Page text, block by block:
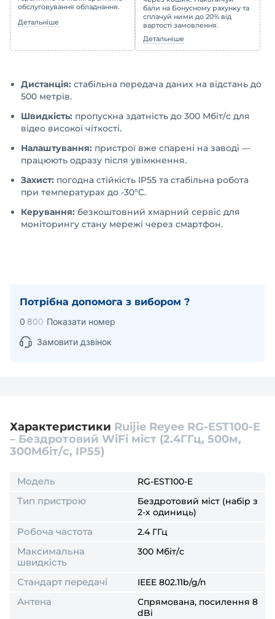
обслуговування обладнання.
Детальніше
бали на Бонусному рахунку та
сплачуй ними до 20% від
вартості замовлення.
Детальніше
Дистанція: стабільна передача даних на відстань до
500 метрів.
Швидкість: пропускна здатність до 300 Мбіт/с для
відео високої чіткості.
Налаштування: пристрої вже спарені на заводі —
працюють одразу після увімкнення.
Захист: погодна стійкість IP55 та стабільна робота
при температурах до -30°C.
Керування: безкоштовний хмарний сервіс для
моніторингу стану мережі через смартфон.
Потрібна допомога з вибором ?
0 800 Показати номер
Замовити дзвінок
Характеристики Ruijie Reyee RG-EST100-E
– Бездротовий WiFi міст (2.4ГГц, 500м,
300Мбіт/с, IP55)
Модель RG-EST100-E
Тип пристрою
Бездротовий міст (набір з
2-х одиниць)
Робоча частота 2.4 ГГц
Максимальна
швидкість
300 Мбіт/с
Стандарт передачі IEEE 802.11b/g/n
Антена
Спрямована, посилення 8
dBi